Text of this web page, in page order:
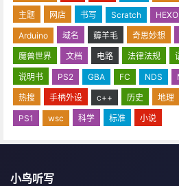
主题
网店 书写 Scratch HEXO
Arduino
域名 薅羊毛 奇思妙想
魔兽世界
文档 电路 法律法规
说明书
PS2 GBA FC NDS
热搜
手柄外设 c++ 历史 地理
PS1
wsc 科学 标准 小说
小鸟听写